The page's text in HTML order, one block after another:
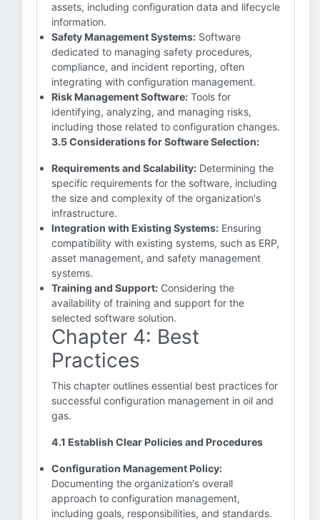
assets, including configuration data and lifecycle
information.
Safety Management Systems: Software
dedicated to managing safety procedures,
compliance, and incident reporting, often
integrating with configuration management.
Risk Management Software: Tools for
identifying, analyzing, and managing risks,
including those related to configuration changes.
3.5 Considerations for Software Selection:
Requirements and Scalability: Determining the
specific requirements for the software, including
the size and complexity of the organization's
infrastructure.
Integration with Existing Systems: Ensuring
compatibility with existing systems, such as ERP,
asset management, and safety management
systems.
Training and Support: Considering the
availability of training and support for the
selected software solution.
Chapter 4: Best
Practices
This chapter outlines essential best practices for
successful configuration management in oil and
gas.
4.1 Establish Clear Policies and Procedures
Configuration Management Policy:
Documenting the organization's overall
approach to configuration management,
including goals, responsibilities, and standards.